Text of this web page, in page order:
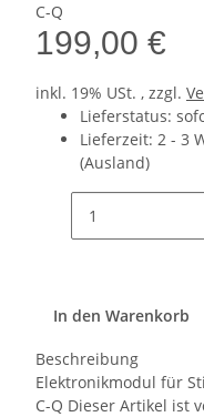
C-Q
199,00 €
inkl. 19% USt. , zzgl.
Lieferstatus:
Lieferzeit: 2 - 3
(Ausland)
In den Warenkorb
Beschreibung
Elektronikmodul für
C-Q Dieser Artikel ist